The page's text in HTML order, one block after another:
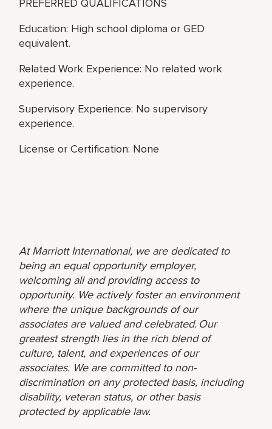
PREFERRED QUALIFICATIONS
Education: High school diploma or GED
equivalent.
Related Work Experience: No related work
experience.
Supervisory Experience: No supervisory
experience.
License or Certification: None
At Marriott International, we are dedicated to
being an equal opportunity employer,
welcoming all and providing access to
opportunity. We actively foster an environment
where the unique backgrounds of our
associates are valued and celebrated. Our
greatest strength lies in the rich blend of
culture, talent, and experiences of our
associates. We are committed to non-
discrimination on any protected basis, including
disability, veteran status, or other basis
protected by applicable law.